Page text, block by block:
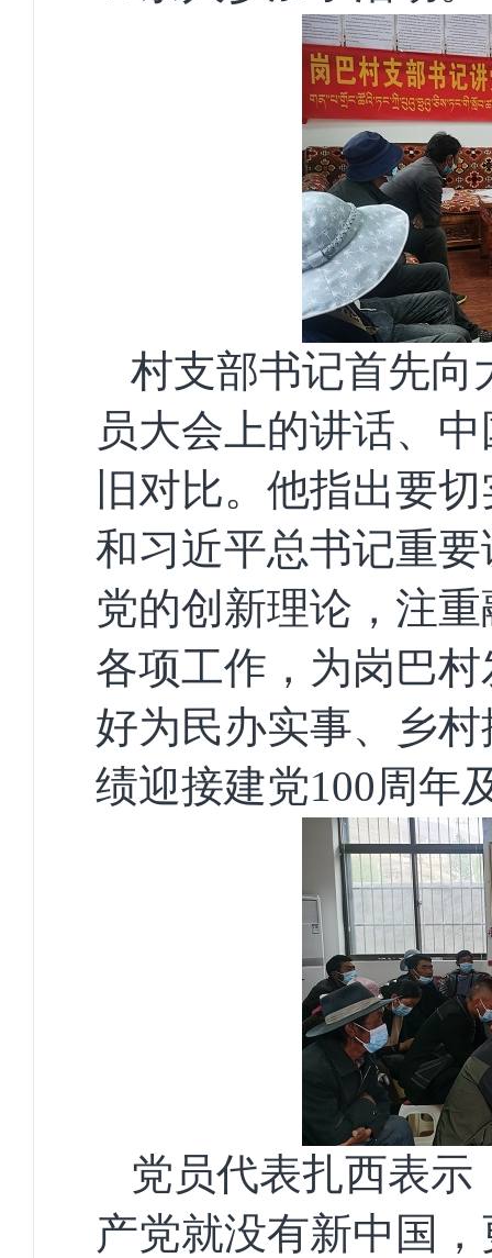
村支部书记首先向
员大会上的讲话、
旧对比。他指出要
和习近平总书记重
党的创新理论，注
各项工作，为岗巴
好为民办实事、乡
绩迎接建党100周年
党员代表扎西表示
产党就没有新中国